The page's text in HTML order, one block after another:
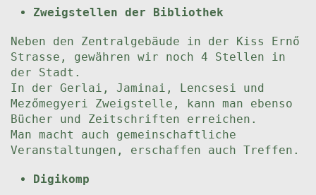
Zweigstellen der Bibliothek
Neben den Zentralgebäude in der Kiss Ernő
Strasse, gewähren wir noch 4 Stellen in
der Stadt.
In der Gerlai, Jaminai, Lencsesi und
Mezőmegyeri Zweigstelle, kann man ebenso
Bücher und Zeitschriften erreichen.
Man macht auch gemeinschaftliche
Veranstaltungen, erschaffen auch Treffen.
Digikomp